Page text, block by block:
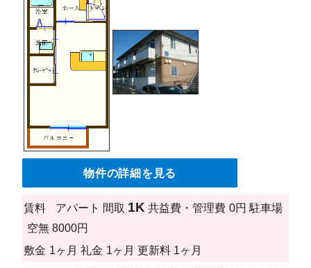
物件の詳細を見る
賃料 アパート 間取 1K 共益費・管理費 0円 駐車場
空無 8000円
敷金 1ヶ月 礼金 1ヶ月 更新料 1ヶ月